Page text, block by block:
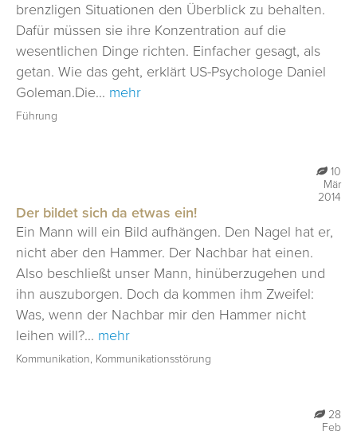
brenzligen Situationen den Überblick zu behalten.
Dafür müssen sie ihre Konzentration auf die
wesentlichen Dinge richten. Einfacher gesagt, als
getan. Wie das geht, erklärt US-Psychologe Daniel
Goleman.Die... mehr
Führung
10
Mär
2014
Der bildet sich da etwas ein!
Ein Mann will ein Bild aufhängen. Den Nagel hat er,
nicht aber den Hammer. Der Nachbar hat einen.
Also beschließt unser Mann, hinüberzugehen und
ihn auszuborgen. Doch da kommen ihm Zweifel:
Was, wenn der Nachbar mir den Hammer nicht
leihen will?... mehr
Kommunikation, Kommunikationsstörung
28
Feb